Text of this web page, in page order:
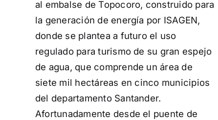
al embalse de Topocoro, construido para
la generación de energía por ISAGEN,
donde se plantea a futuro el uso
regulado para turismo de su gran espejo
de agua, que comprende un área de
siete mil hectáreas en cinco municipios
del departamento Santander.
Afortunadamente desde el puente de